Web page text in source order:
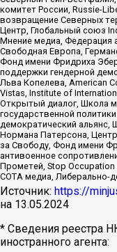
комитет России, Russie-
возвращение Северных
Центр, Глобальный союз
Мнение медиа, Федерация
Свободная Европа,
Фонд имени Фридриха
поддержки гендерной
Льва Копелева, American
Vistas, Institute of
Открытый диалог, Школа
государственной
демократический
Нормана Патерсона,
за Свободу, Фонд имени
антивоенное
Прометей, Stop
СОТА медиа, Либерально-
Источник: https://
на 13.05.2024
* Сведения реестра
иностранного агента: